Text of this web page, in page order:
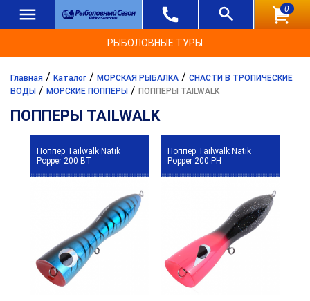
0
РЫБОЛОВНЫЕ ТУРЫ
Главная / Каталог / МОРСКАЯ РЫБАЛКА / СНАСТИ В ТРОПИЧЕСКИЕ
ВОДЫ / МОРСКИЕ ПОППЕРЫ / ПОППЕРЫ TAILWALK
ПОППЕРЫ TAILWALK
Поппер Tailwalk Natik
Popper 200 BT
Поппер Tailwalk Natik
Popper 200 PH